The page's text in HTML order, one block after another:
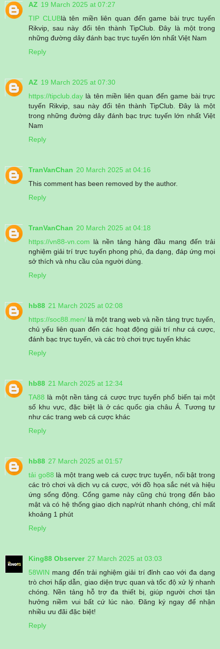
AZ 19 March 2025 at 07:27
TIP CLUBlà tên miền liên quan đến game bài trực tuyến
Rikvip, sau này đổi tên thành TipClub. Đây là một trong
những đường dây đánh bạc trực tuyến lớn nhất Việt Nam
Reply
AZ 19 March 2025 at 07:30
https://tipclub.day là tên miền liên quan đến game bài trực
tuyến Rikvip, sau này đổi tên thành TipClub. Đây là một
trong những đường dây đánh bạc trực tuyến lớn nhất Việt
Nam
Reply
TranVanChan 20 March 2025 at 04:16
This comment has been removed by the author.
Reply
TranVanChan 20 March 2025 at 04:18
https://vn88-vn.com là nền tảng hàng đầu mang đến trải
nghiệm giải trí trực tuyến phong phú, đa dạng, đáp ứng mọi
sở thích và nhu cầu của người dùng.
Reply
hb88 21 March 2025 at 02:08
https://soc88.men/ là một trang web và nền tảng trực tuyến,
chủ yếu liên quan đến các hoạt động giải trí như cá cược,
đánh bạc trực tuyến, và các trò chơi trực tuyến khác
Reply
hb88 21 March 2025 at 12:34
TA88 là một nền tảng cá cược trực tuyến phổ biến tại một
số khu vực, đặc biệt là ở các quốc gia châu Á. Tương tự
như các trang web cá cược khác
Reply
hb88 27 March 2025 at 01:57
tải go88 là một trang web cá cược trực tuyến, nổi bật trong
các trò chơi và dịch vụ cá cược, với đồ họa sắc nét và hiệu
ứng sống động. Cổng game này cũng chú trọng đến bảo
mật và có hệ thống giao dịch nạp/rút nhanh chóng, chỉ mất
khoảng 1 phút
Reply
King88 Observer 27 March 2025 at 03:03
58WIN mang đến trải nghiệm giải trí đỉnh cao với đa dạng
trò chơi hấp dẫn, giao diện trực quan và tốc độ xử lý nhanh
chóng. Nền tảng hỗ trợ đa thiết bị, giúp người chơi tận
hưởng niềm vui bất cứ lúc nào. Đăng ký ngay để nhận
nhiều ưu đãi đặc biệt!
Reply